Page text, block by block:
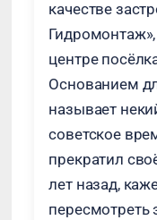
качестве
центре
Основанием
называет
советское
прекратил
лет назад,
пересмотреть